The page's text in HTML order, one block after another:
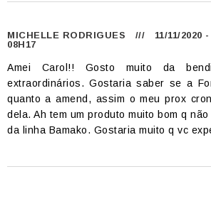
MICHELLE RODRIGUES /// 11/11/2020 -
08H17
Amei Carol!! Gosto muito da
extraordinários. Gostaria saber se a
quanto a amend, assim o meu prox
dela. Ah tem um produto muito bom q
da linha Bamako. Gostaria muito q vc